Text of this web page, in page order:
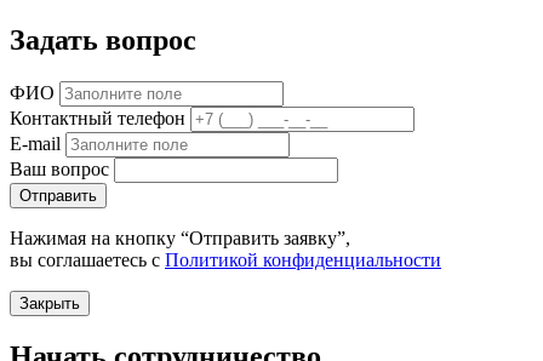
Задать вопрос
ФИО
Контактный телефон
E-mail
Ваш вопрос
Отправить
Нажимая на кнопку “Отправить заявку”,
вы соглашаетесь с Политикой конфиденциальности
Закрыть